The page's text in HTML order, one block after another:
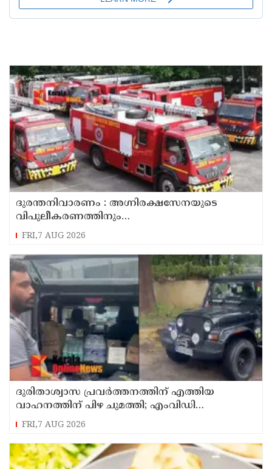
ദുരന്തനിവാരണം : അഗ്നിരക്ഷസേനയുടെ
വിപുലീകരണത്തിനും
ആധുനികവത്കരണത്തിനുമായി 64.21 കോടി
FRI,7 AUG 2026
ദുരിതാശ്വാസ പ്രവർത്തനത്തിന് എത്തിയ
വാഹനത്തിന് പിഴ ചുമത്തി; എംവിഡി
ഉദ്യോഗസ്ഥന് സസ്പെൻഷൻ
FRI,7 AUG 2026